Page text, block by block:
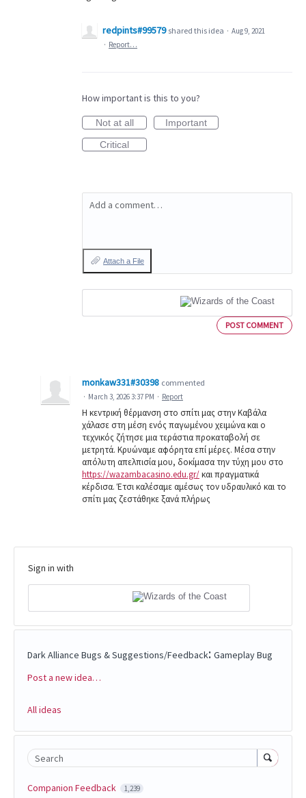
redpints#99579 shared this idea · Aug 9, 2021
· Report…
How important is this to you?
Not at all
Important
Critical
Add a comment…
Attach a File
POST COMMENT
monkaw331#30398 commented
· March 3, 2026 3:37 PM · Report
Η κεντρική θέρμανση στο σπίτι μας στην Καβάλα
χάλασε στη μέση ενός παγωμένου χειμώνα και ο
τεχνικός ζήτησε μια τεράστια προκαταβολή σε
μετρητά. Κρυώναμε αφόρητα επί μέρες. Μέσα στην
απόλυτη απελπισία μου, δοκίμασα την τύχη μου στο
https://wazambacasino.edu.gr/και πραγματικά
κέρδισα. Έτσι καλέσαμε αμέσως τον υδραυλικό και το
σπίτι μας ζεστάθηκε ξανά πλήρως
Sign in with
Dark Alliance Bugs & Suggestions/Feedback: Gameplay Bug
Categories
Post a new idea…
All ideas
Search
Companion Feedback 1,239